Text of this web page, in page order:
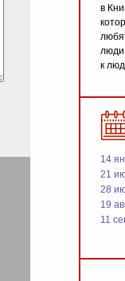
в
к
14
21
28
19
11